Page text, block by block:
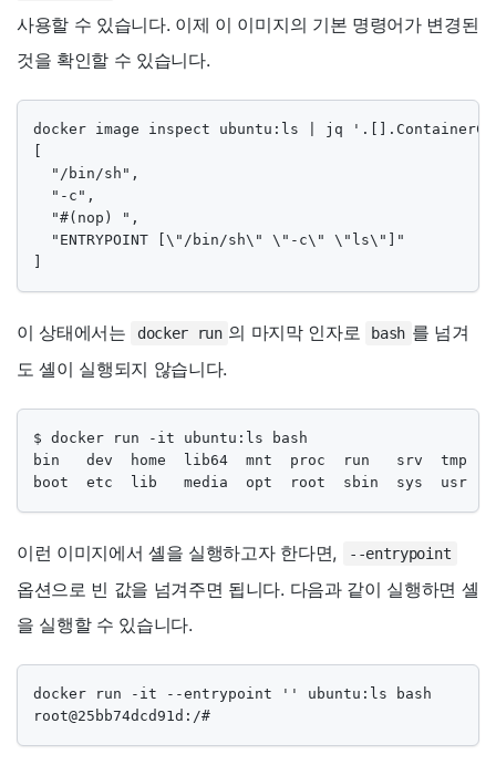
사용할 수 있습니다. 이제 이 이미지의 기본 명령어가 변경된
것을 확인할 수 있습니다.
docker image inspect ubuntu:ls | jq
  "/bin/sh",
  "-c",
  "#(nop) ",
  "ENTRYPOINT [\"/bin/sh\" \"-c\" \"ls\"]"
이 상태에서는 docker run 의 마지막 인자로 bash 를 넘겨
도 셸이 실행되지 않습니다.
$ docker run -it ubuntu:ls bash
bin   dev  home  lib64  mnt  proc  run   srv  tmp
boot  etc  lib   media  opt  root  sbin  sys  usr
이런 이미지에서 셸을 실행하고자 한다면, --entrypoint
옵션으로 빈 값을 넘겨주면 됩니다. 다음과 같이 실행하면 셸
을 실행할 수 있습니다.
docker run -it --entrypoint '' ubuntu:ls bash
root@25bb74dcd91d:/#